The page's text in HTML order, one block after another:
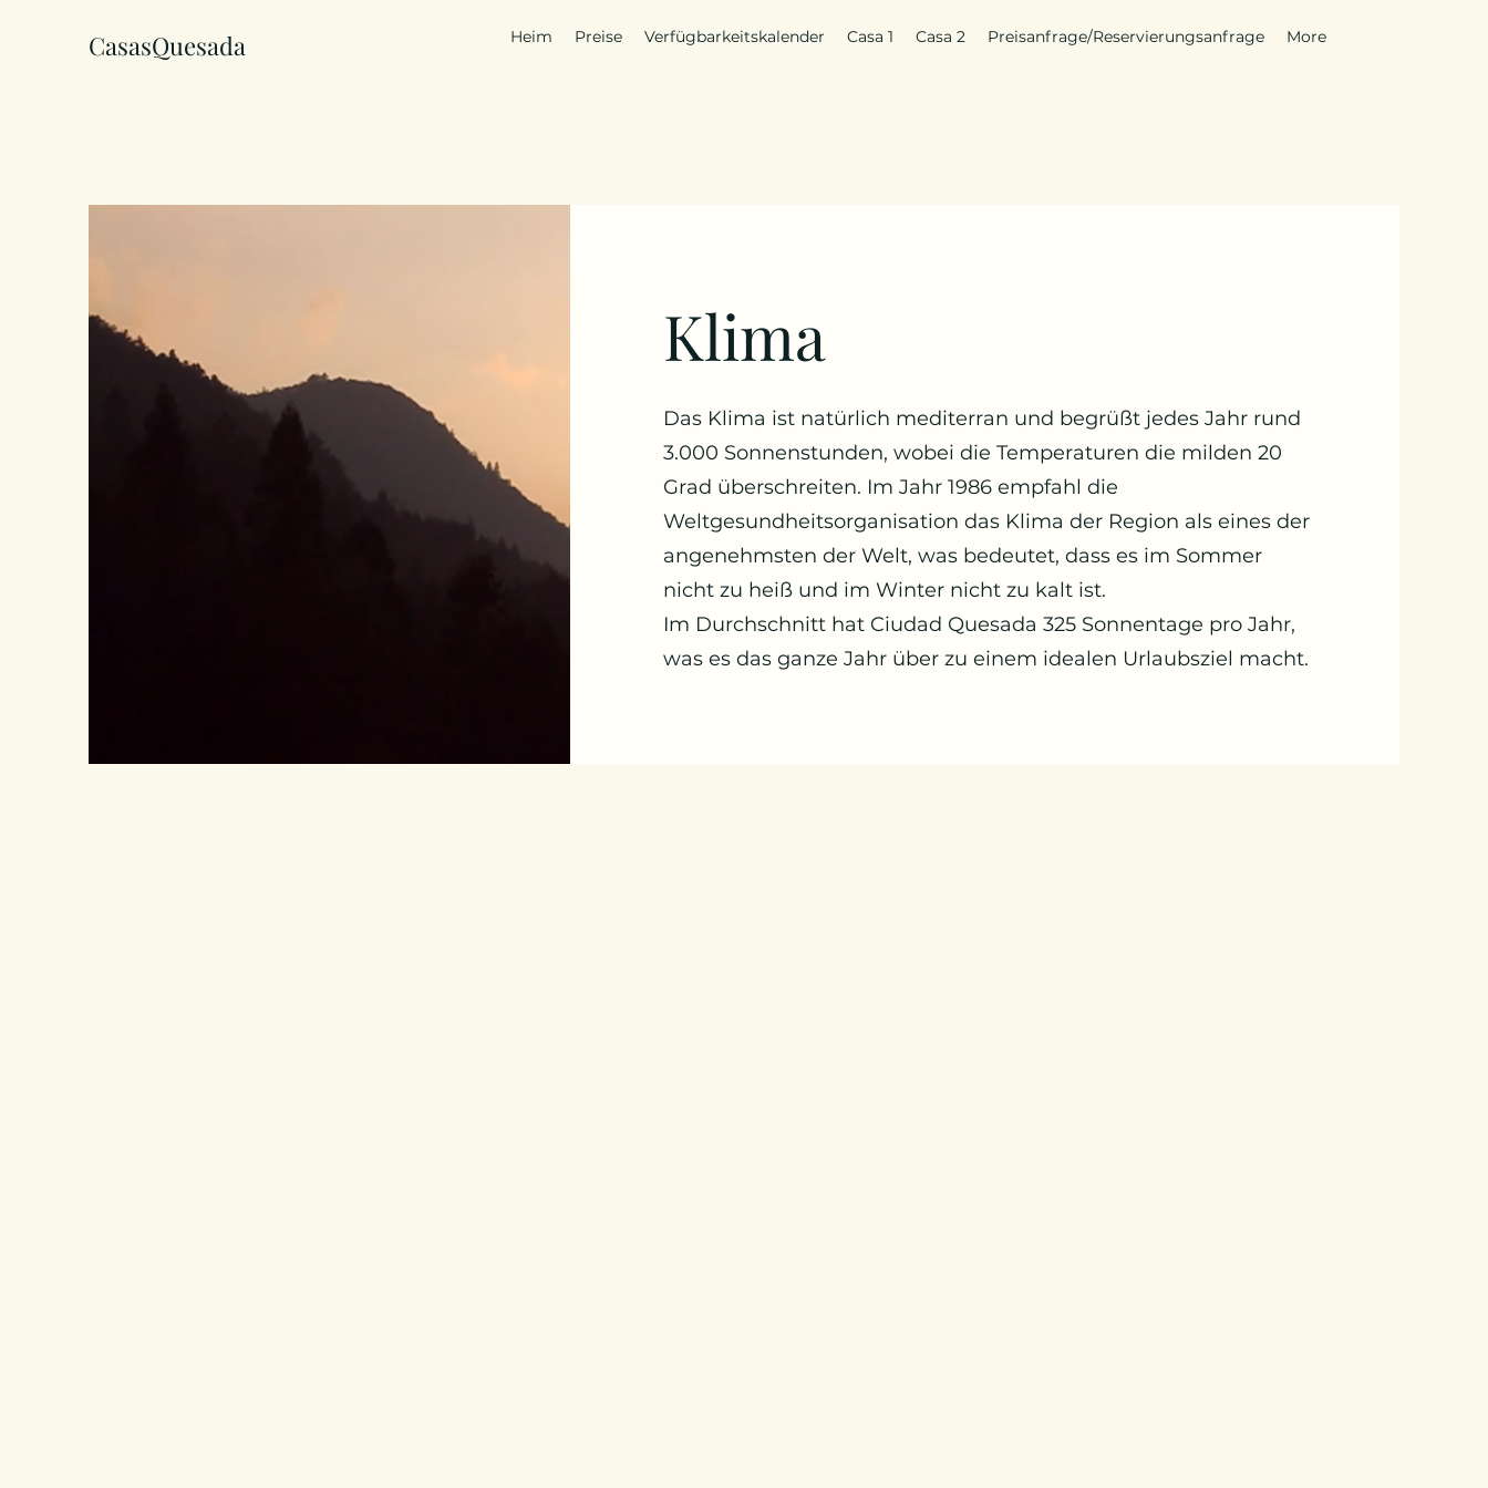
CasasQuesada Heim Preise Verfügbarkeitskalender Casa 1 Casa 2 ​Preisanfrage/Reservierungsanfrage More
Klima
Das Klima ist natürlich mediterran und begrüßt jedes Jahr rund
3.000 Sonnenstunden, wobei die Temperaturen die milden 20
Grad überschreiten. Im Jahr 1986 empfahl die
Weltgesundheitsorganisation das Klima der Region als eines der
angenehmsten der Welt, was bedeutet, dass es im Sommer
nicht zu heiß und im Winter nicht zu kalt ist.
Im Durchschnitt hat Ciudad Quesada 325 Sonnentage pro Jahr,
was es das ganze Jahr über zu einem idealen Urlaubsziel macht.